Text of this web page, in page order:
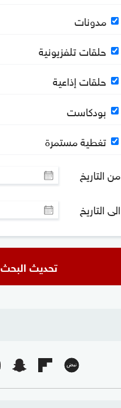
مدونات
حلقات تلفزيونية
حلقات إذاعية
بودكاست
تغطية مستمرة
من التاريخ
الى التاريخ
تحديث البحث